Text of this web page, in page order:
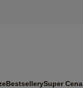
BestsellerySuper Cena